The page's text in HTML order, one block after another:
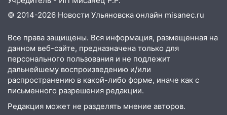
11:20 Ульяновская шахматистка
Валерия Клейменова выиграла два
золота в составе сборной мира
11:16 В Ульяновске открыли памятную
доску декабристу Кондратию Рылееву
10:40 В Ульяновске спасатели ночью
нашли потерявшегося в заброшенных
садах 79-летнего мужчину
© 2014-2026 Новости Ульяновска онлайн misanec.ru
Все права защищены. Вся информация, размещенная на
данном веб-сайте, предназначена только для
персонального пользования и не подлежит
дальнейшему воспроизведению и/или
распространению в какой-либо форме, иначе как с
письменного разрешения редакции.
Редакция может не разделять мнение авторов.